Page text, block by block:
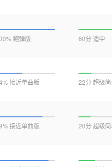
翻弹版 60分 适中
接近单曲版 22分 超级
接近单曲版 20分 超级